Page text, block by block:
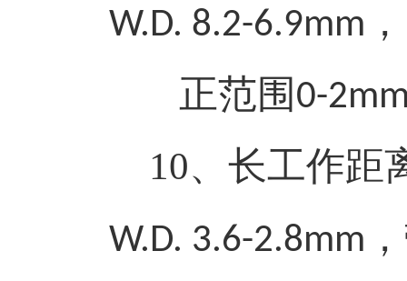
W.D. 8.2-6.9mm ，
正范围 0-
10、长工作距
W.D. 3.6-2.8mm